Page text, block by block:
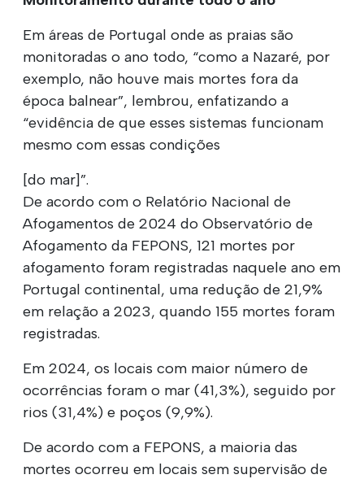
Em áreas de Portugal onde as praias são
monitoradas o ano todo, “como a Nazaré, por
exemplo, não houve mais mortes fora da
época balnear”, lembrou, enfatizando a
“evidência de que esses sistemas funcionam
mesmo com essas condições
[do mar]”.
De acordo com o Relatório Nacional de
Afogamentos de 2024 do Observatório de
Afogamento da FEPONS, 121 mortes por
afogamento foram registradas naquele ano em
Portugal continental, uma redução de 21,9%
em relação a 2023, quando 155 mortes foram
registradas.
Em 2024, os locais com maior número de
ocorrências foram o mar (41,3%), seguido por
rios (31,4%) e poços (9,9%).
De acordo com a FEPONS, a maioria das
mortes ocorreu em locais sem supervisão de